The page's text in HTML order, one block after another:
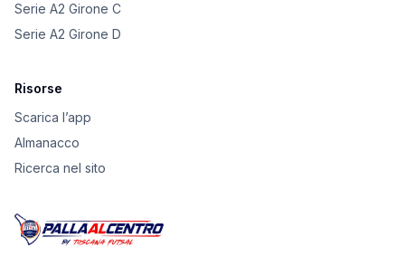
Serie A2 Girone C
Serie A2 Girone D
Risorse
Scarica l’app
Almanacco
Ricerca nel sito